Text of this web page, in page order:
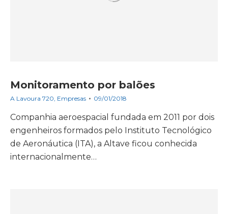
Monitoramento por balões
A Lavoura 720, Empresas 09/01/2018
Companhia aeroespacial fundada em 2011 por dois
engenheiros formados pelo Instituto Tecnológico
de Aeronáutica (ITA), a Altave ficou conhecida
internacionalmente…